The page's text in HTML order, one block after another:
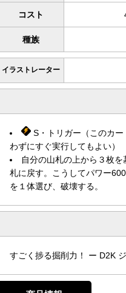
コスト
種族
イラストレーター
S・トリガー（このカ
わずにすぐ実行してもよい）
自分の山札の上から３枚
札に戻す。こうしてパワー
を１体選び、破壊する。
すごく捗る掘削力！ ー D2K